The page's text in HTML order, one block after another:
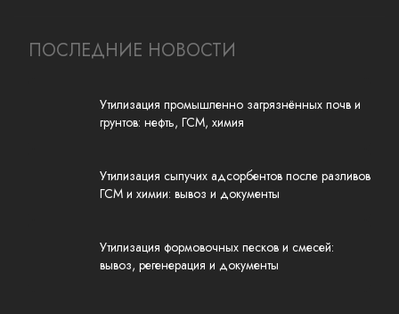
ПОСЛЕДНИЕ НОВОСТИ
Утилизация промышленно загрязнённых почв и
грунтов: нефть, ГСМ, химия
Утилизация сыпучих адсорбентов после разливов
ГСМ и химии: вывоз и документы
Утилизация формовочных песков и смесей:
вывоз, регенерация и документы